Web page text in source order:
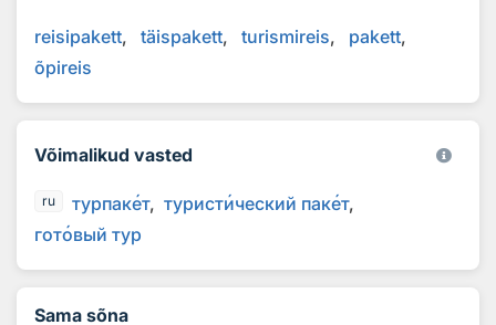
reisipakett täispakett turismireis
pakett
õpireis
Võimalikud vasted
ru турпакет туристический пакет
готовый тур
Sama sõna